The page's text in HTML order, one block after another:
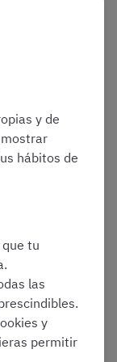
test
y para
de
debéis
la
y de
hábitos de
tu
las
y
permitir